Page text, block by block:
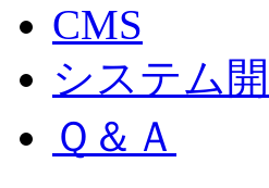
CMS
システム
Ｑ＆Ａ